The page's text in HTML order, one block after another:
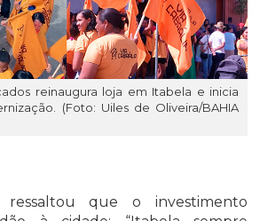
reinaugura loja em Itabela e inicia
(Foto: Uiles de Oliveira/BAHIA
que o investimento